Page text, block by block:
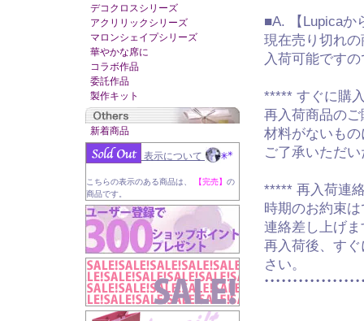
デコクロスシリーズ
アクリリックシリーズ
マロンシェイプシリーズ
華やかな席に
コラボ作品
委託作品
製作キット
新着商品
表示について
こちらの表示のある商品は、 【完売】 の
商品です。
■A. 【Lupicaか
現在売り切れ
入荷可能です
***** すぐに購
再入荷商品の
材料がないも
ご了承いただ
***** 再入荷連
時期のお約束
連絡差し上げま
再入荷後、す
さい。